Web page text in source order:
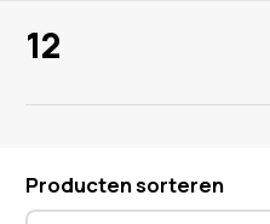
12
Producten sorteren